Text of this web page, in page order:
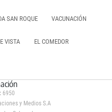
SAN ROQUE VACUNACIÓN
VISTA EL COMEDOR
6950
y Medios S.A